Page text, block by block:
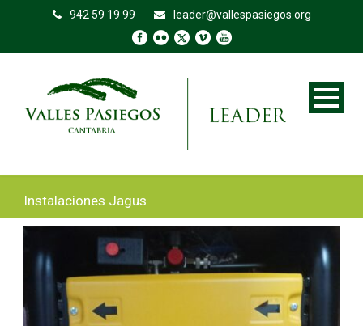
942 59 19 99 leader@vallespasiegos.org
Instalaciones Jagus